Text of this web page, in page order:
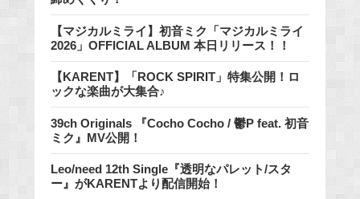
【マジカルミライ】初音ミク「マジカルミライ
2026」OFFICIAL ALBUM 本日リリース！！
【KARENT】「ROCK SPIRIT」特集公開！ロ
ックな楽曲が大集合♪
39ch Originals 『Cocho Cocho / 鬱P feat. 初音
ミク』MV公開！
Leo/need 12th Single『透明なパレット/スタ
ー』がKARENTより配信開始！